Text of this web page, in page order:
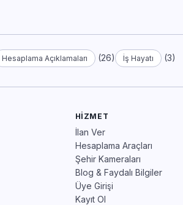
Hesaplama Açıklamaları (26) İş Hayatı (3)
HIZMET
İlan Ver
Hesaplama Araçları
Şehir Kameraları
Blog & Faydalı Bilgiler
Üye Girişi
Kayıt Ol